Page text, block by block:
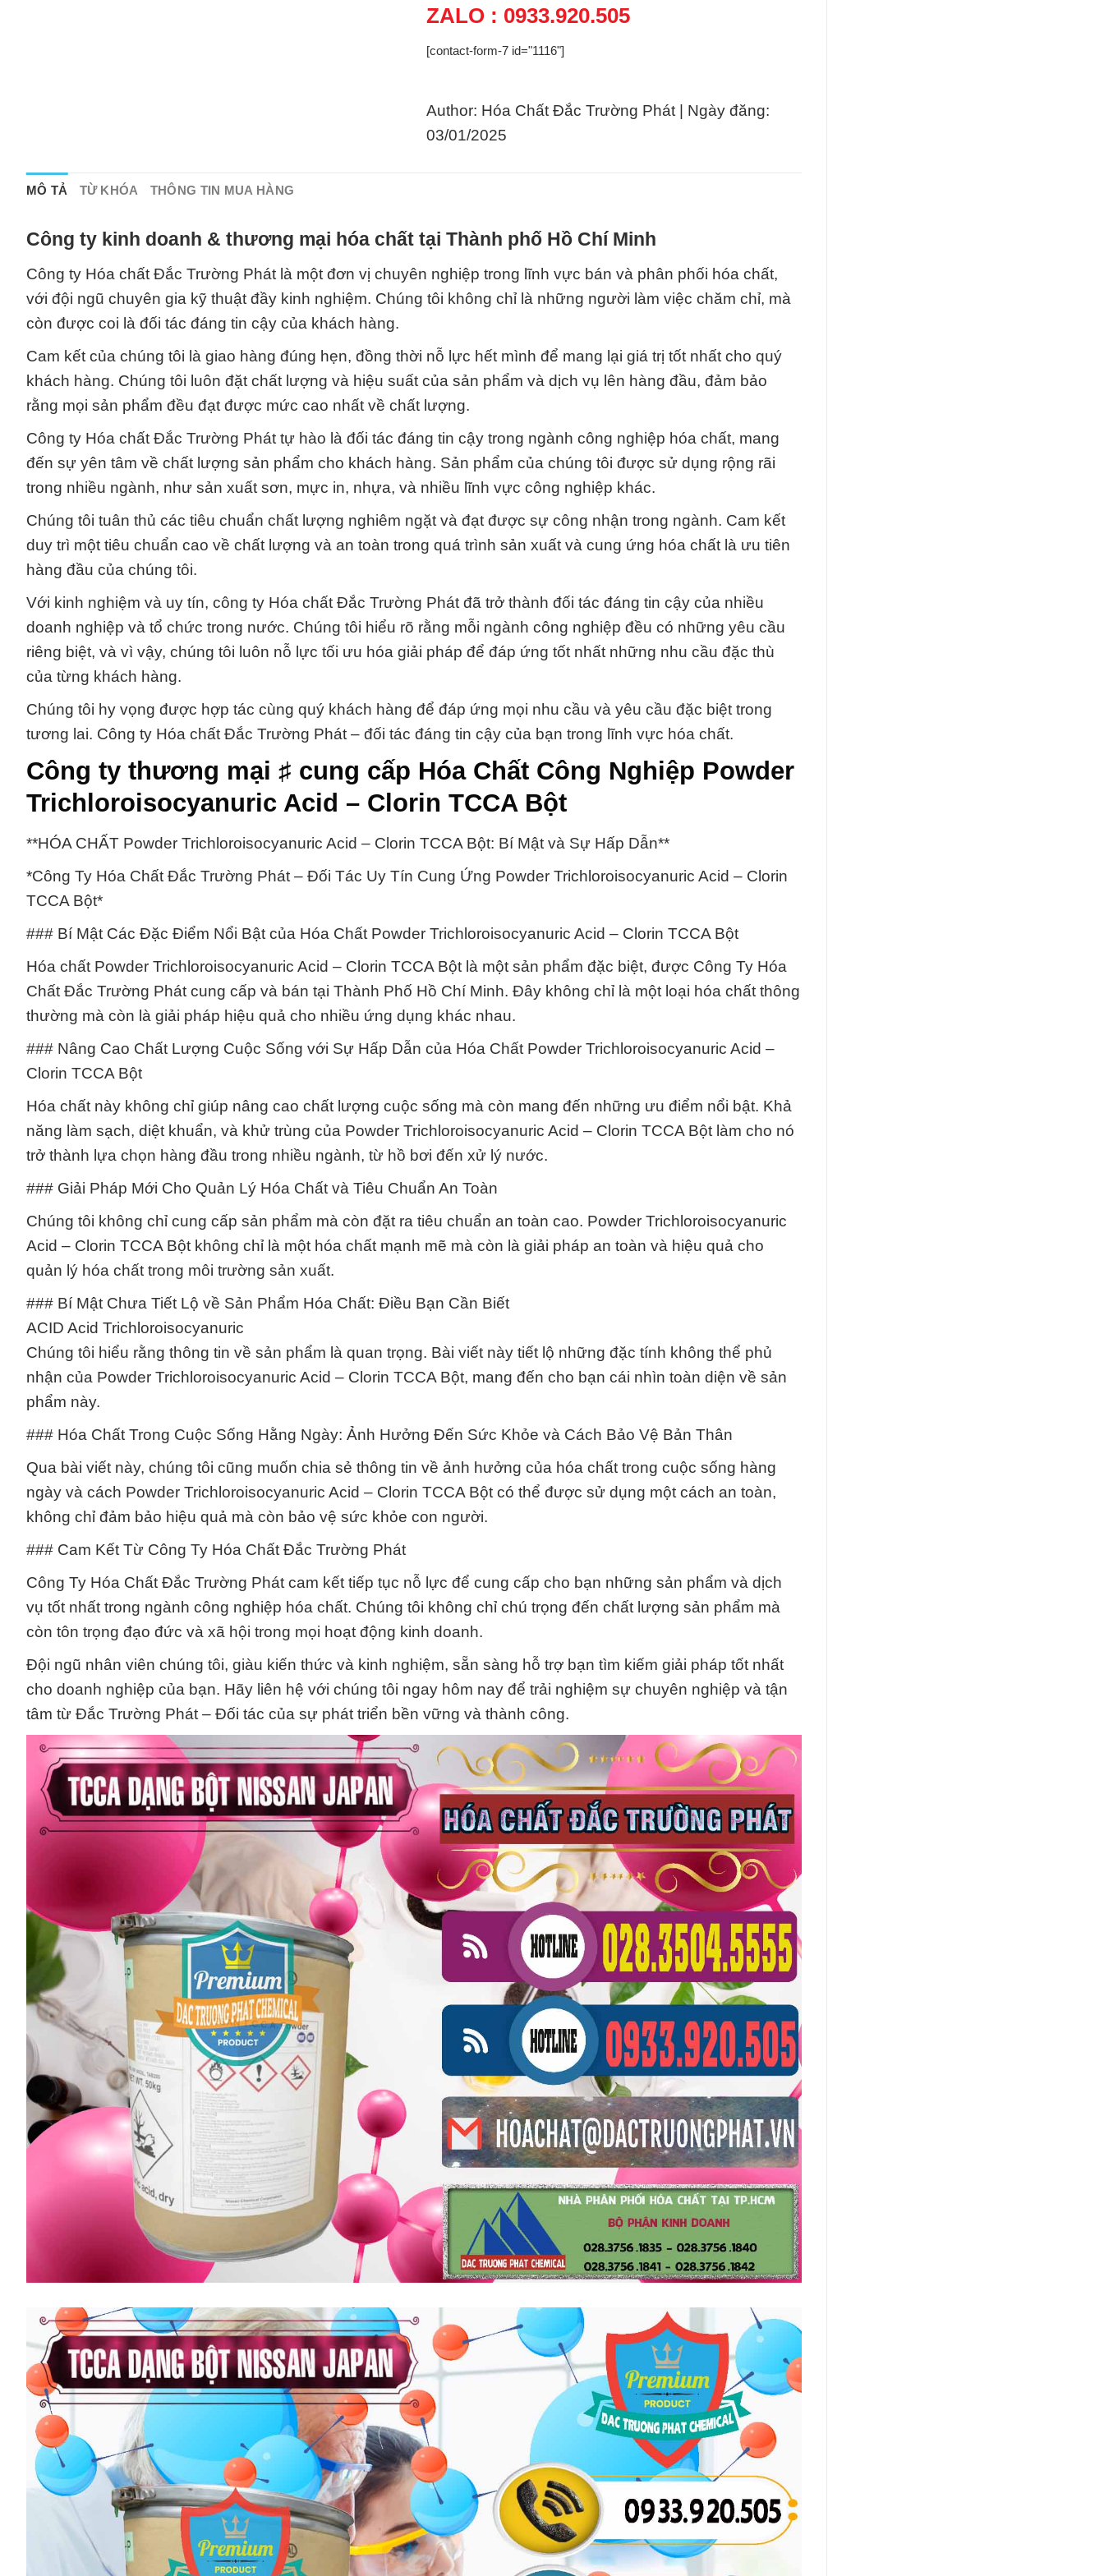
ZALO : 0933.920.505
[contact-form-7 id="1116"]
Author: Hóa Chất Đắc Trường Phát | Ngày đăng:
03/01/2025
MÔ TẢ TỪ KHÓA THÔNG TIN MUA HÀNG
Công ty kinh doanh & thương mại hóa chất tại Thành phố Hồ Chí Minh
Công ty Hóa chất Đắc Trường Phát là một đơn vị chuyên nghiệp trong lĩnh vực bán và phân phối hóa chất,
với đội ngũ chuyên gia kỹ thuật đầy kinh nghiệm. Chúng tôi không chỉ là những người làm việc chăm chỉ, mà
còn được coi là đối tác đáng tin cậy của khách hàng.
Cam kết của chúng tôi là giao hàng đúng hẹn, đồng thời nỗ lực hết mình để mang lại giá trị tốt nhất cho quý
khách hàng. Chúng tôi luôn đặt chất lượng và hiệu suất của sản phẩm và dịch vụ lên hàng đầu, đảm bảo
rằng mọi sản phẩm đều đạt được mức cao nhất về chất lượng.
Công ty Hóa chất Đắc Trường Phát tự hào là đối tác đáng tin cậy trong ngành công nghiệp hóa chất, mang
đến sự yên tâm về chất lượng sản phẩm cho khách hàng. Sản phẩm của chúng tôi được sử dụng rộng rãi
trong nhiều ngành, như sản xuất sơn, mực in, nhựa, và nhiều lĩnh vực công nghiệp khác.
Chúng tôi tuân thủ các tiêu chuẩn chất lượng nghiêm ngặt và đạt được sự công nhận trong ngành. Cam kết
duy trì một tiêu chuẩn cao về chất lượng và an toàn trong quá trình sản xuất và cung ứng hóa chất là ưu tiên
hàng đầu của chúng tôi.
Với kinh nghiệm và uy tín, công ty Hóa chất Đắc Trường Phát đã trở thành đối tác đáng tin cậy của nhiều
doanh nghiệp và tổ chức trong nước. Chúng tôi hiểu rõ rằng mỗi ngành công nghiệp đều có những yêu cầu
riêng biệt, và vì vậy, chúng tôi luôn nỗ lực tối ưu hóa giải pháp để đáp ứng tốt nhất những nhu cầu đặc thù
của từng khách hàng.
Chúng tôi hy vọng được hợp tác cùng quý khách hàng để đáp ứng mọi nhu cầu và yêu cầu đặc biệt trong
tương lai. Công ty Hóa chất Đắc Trường Phát – đối tác đáng tin cậy của bạn trong lĩnh vực hóa chất.
Công ty thương mại ♯ cung cấp Hóa Chất Công Nghiệp Powder
Trichloroisocyanuric Acid – Clorin TCCA Bột
**HÓA CHẤT Powder Trichloroisocyanuric Acid – Clorin TCCA Bột: Bí Mật và Sự Hấp Dẫn**
*Công Ty Hóa Chất Đắc Trường Phát – Đối Tác Uy Tín Cung Ứng Powder Trichloroisocyanuric Acid – Clorin
TCCA Bột*
### Bí Mật Các Đặc Điểm Nổi Bật của Hóa Chất Powder Trichloroisocyanuric Acid – Clorin TCCA Bột
Hóa chất Powder Trichloroisocyanuric Acid – Clorin TCCA Bột là một sản phẩm đặc biệt, được Công Ty Hóa
Chất Đắc Trường Phát cung cấp và bán tại Thành Phố Hồ Chí Minh. Đây không chỉ là một loại hóa chất thông
thường mà còn là giải pháp hiệu quả cho nhiều ứng dụng khác nhau.
### Nâng Cao Chất Lượng Cuộc Sống với Sự Hấp Dẫn của Hóa Chất Powder Trichloroisocyanuric Acid –
Clorin TCCA Bột
Hóa chất này không chỉ giúp nâng cao chất lượng cuộc sống mà còn mang đến những ưu điểm nổi bật. Khả
năng làm sạch, diệt khuẩn, và khử trùng của Powder Trichloroisocyanuric Acid – Clorin TCCA Bột làm cho nó
trở thành lựa chọn hàng đầu trong nhiều ngành, từ hồ bơi đến xử lý nước.
### Giải Pháp Mới Cho Quản Lý Hóa Chất và Tiêu Chuẩn An Toàn
Chúng tôi không chỉ cung cấp sản phẩm mà còn đặt ra tiêu chuẩn an toàn cao. Powder Trichloroisocyanuric
Acid – Clorin TCCA Bột không chỉ là một hóa chất mạnh mẽ mà còn là giải pháp an toàn và hiệu quả cho
quản lý hóa chất trong môi trường sản xuất.
### Bí Mật Chưa Tiết Lộ về Sản Phẩm Hóa Chất: Điều Bạn Cần Biết
ACID Acid Trichloroisocyanuric
Chúng tôi hiểu rằng thông tin về sản phẩm là quan trọng. Bài viết này tiết lộ những đặc tính không thể phủ
nhận của Powder Trichloroisocyanuric Acid – Clorin TCCA Bột, mang đến cho bạn cái nhìn toàn diện về sản
phẩm này.
### Hóa Chất Trong Cuộc Sống Hằng Ngày: Ảnh Hưởng Đến Sức Khỏe và Cách Bảo Vệ Bản Thân
Qua bài viết này, chúng tôi cũng muốn chia sẻ thông tin về ảnh hưởng của hóa chất trong cuộc sống hàng
ngày và cách Powder Trichloroisocyanuric Acid – Clorin TCCA Bột có thể được sử dụng một cách an toàn,
không chỉ đảm bảo hiệu quả mà còn bảo vệ sức khỏe con người.
### Cam Kết Từ Công Ty Hóa Chất Đắc Trường Phát
Công Ty Hóa Chất Đắc Trường Phát cam kết tiếp tục nỗ lực để cung cấp cho bạn những sản phẩm và dịch
vụ tốt nhất trong ngành công nghiệp hóa chất. Chúng tôi không chỉ chú trọng đến chất lượng sản phẩm mà
còn tôn trọng đạo đức và xã hội trong mọi hoạt động kinh doanh.
Đội ngũ nhân viên chúng tôi, giàu kiến thức và kinh nghiệm, sẵn sàng hỗ trợ bạn tìm kiếm giải pháp tốt nhất
cho doanh nghiệp của bạn. Hãy liên hệ với chúng tôi ngay hôm nay để trải nghiệm sự chuyên nghiệp và tận
tâm từ Đắc Trường Phát – Đối tác của sự phát triển bền vững và thành công.